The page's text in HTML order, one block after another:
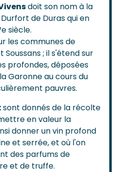
doit son nom à la
de Duras qui en
siècle.
les communes de
; il s'étend sur
profondes, déposées
Garonne au cours du
pauvres.
sont donnés de la récolte
en valeur la
donner un vin profond
et serrée, et où l'on
des parfums de
et de truffe.